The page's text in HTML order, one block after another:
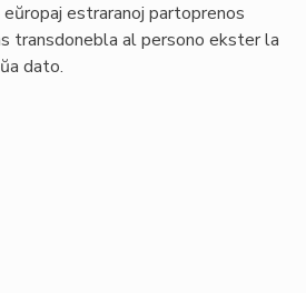
estraranoj partoprenos
transdonebla al persono ekster la
dato.